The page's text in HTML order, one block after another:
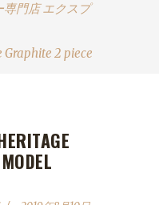
門店 エクスプ
2 piece